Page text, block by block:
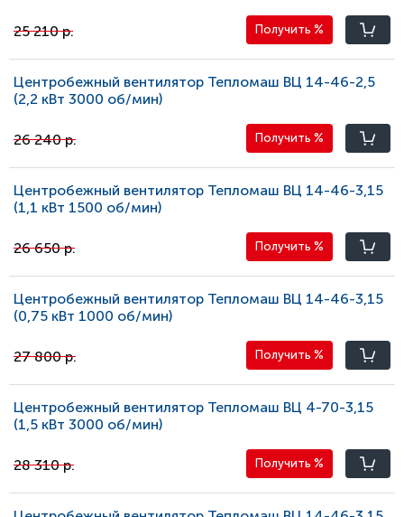
25 210 р. Получить %
Центробежный вентилятор Тепломаш ВЦ 14-46-2,5
(2,2 кВт 3000 oб/мин)
26 240 р. Получить %
Центробежный вентилятор Тепломаш ВЦ 14-46-3,15
(1,1 кВт 1500 oб/мин)
26 650 р. Получить %
Центробежный вентилятор Тепломаш ВЦ 14-46-3,15
(0,75 кВт 1000 oб/мин)
27 800 р. Получить %
Центробежный вентилятор Тепломаш ВЦ 4-70-3,15
(1,5 кВт 3000 oб/мин)
28 310 р. Получить %